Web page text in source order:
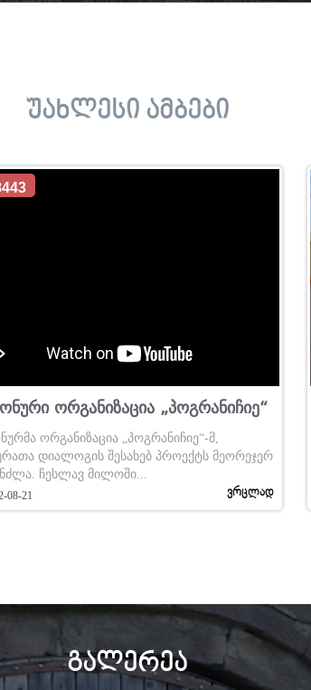
უახლესი ამბები
08-21
Ორგანიზაცია „პოგრანიჩიე“
ორგანიზაცია „პოგრანიჩიე“-მ,
დიალოგის შესახებ პროექტს მეორეჯერ
ჩესლავ მილოში...
ვრცლად
გალერეა